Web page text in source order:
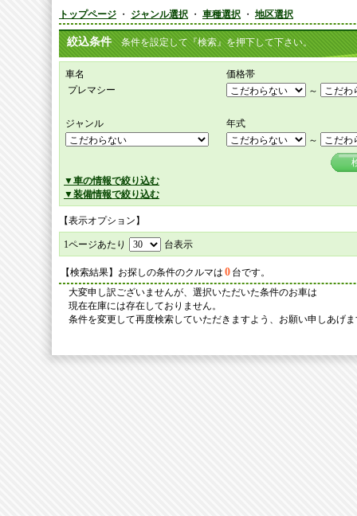
トップページ ・ ジャンル選択 ・ 車種選択 ・ 地区選択
絞込条件 条件を設定して『検索』を押下して下さい。
車名
価格帯
プレマシー
～
ジャンル
年式
～
▼車の情報で絞り込む
▼装備情報で絞り込む
【表示オプション】
1ページあたり 台表示
【検索結果】お探しの条件のクルマは 0 台です。
大変申し訳ございませんが、選択いただいた条件のお車は
現在在庫には存在しておりません。
条件を変更して再度検索していただきますよう、お願い申しあげ